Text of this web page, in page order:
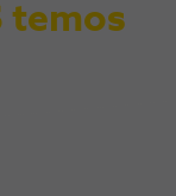
temos